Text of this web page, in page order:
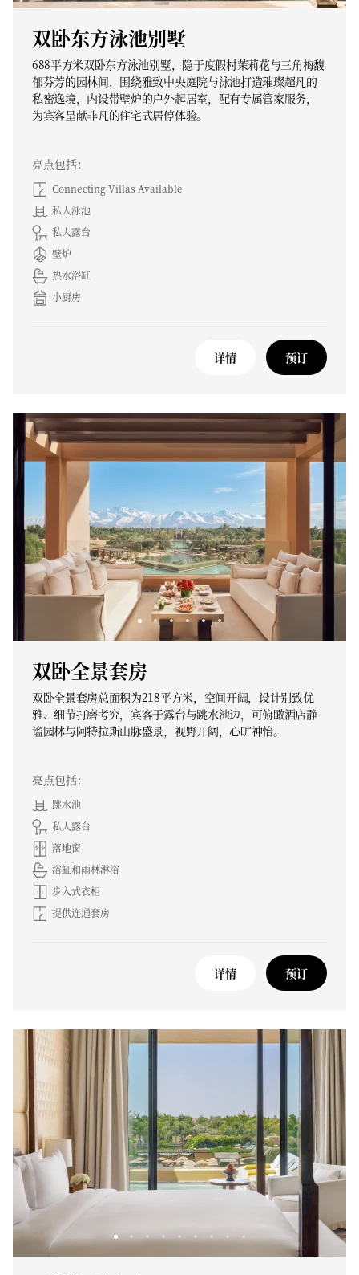
双卧东方泳池别墅
688平方米双卧东方泳池别墅，隐于度假村茉莉花与三角梅馥
郁芬芳的园林间，围绕雅致中央庭院与泳池打造璀璨超凡的
私密逸境，内设带壁炉的户外起居室，配有专属管家服务，
为宾客呈献非凡的住宅式居停体验。
亮点包括：
Connecting Villas Available
私人泳池
私人露台
壁炉
热水浴缸
小厨房
详情 预订
双卧全景套房
双卧全景套房总面积为218平方米，空间开阔，设计别致优
雅、细节打磨考究，宾客于露台与跳水池边，可俯瞰酒店静
谧园林与阿特拉斯山脉盛景，视野开阔，心旷神怡。
亮点包括：
跳水池
私人露台
落地窗
浴缸和雨林淋浴
步入式衣柜
提供连通套房
详情 预订